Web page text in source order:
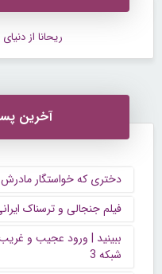
ریحانا از
آخرین
دختری که خواستگار
فیلم جنجالی و ترسناک
ببینید | ورود عجیب و غریب
شبکه 3